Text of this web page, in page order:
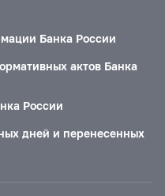
Банка России
актов Банка
России
дней и перенесенных